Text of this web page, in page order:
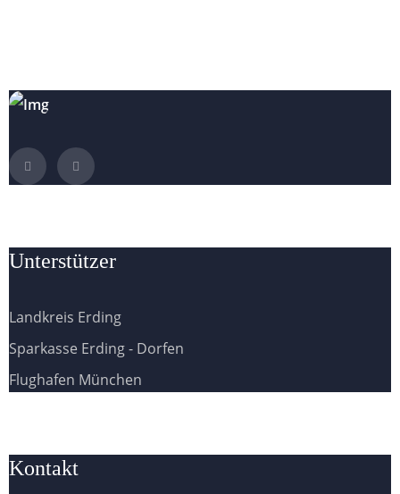
Unterstützer
Landkreis Erding
Sparkasse Erding - Dorfen
Flughafen München
Kontakt